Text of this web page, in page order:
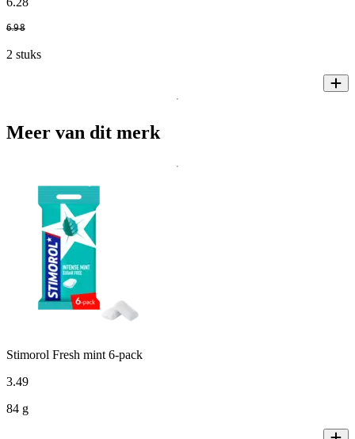
6.98
2 stuks
Meer van dit merk
Stimorol Fresh mint 6-pack
3.49
84 g